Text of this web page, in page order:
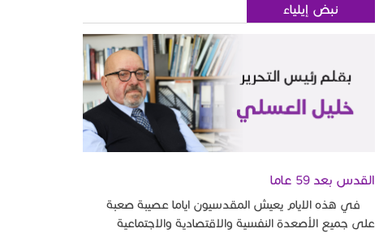
نبض إيلياء
القدس بعد 59 عاما
في هذه الايام يعيش المقدسيون اياما عصيبة صعبة
على جميع الأصعدة النفسية والاقتصادية والاجتماعية